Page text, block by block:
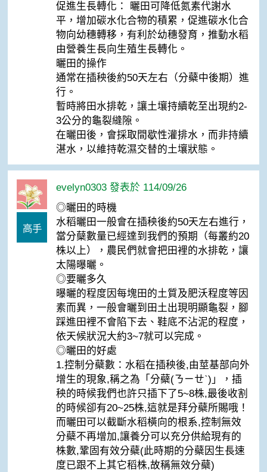
促進生長轉化： 曬田可降低氮素代謝水
平，增加碳水化合物的積累，促進碳水化合
物向幼穗轉移，有利於幼穗發育，推動水稻
由營養生長向生殖生長轉化。
曬田的操作
通常在插秧後約50天左右（分蘗中後期）進
行。
暫時將田水排乾，讓土壤持續乾至出現約2-
3公分的龜裂縫隙。
在曬田後，會採取間歇性灌排水，而非持續
湛水，以維持乾濕交替的土壤狀態。
高手
evelyn0303 發表於 114/09/26
◎曬田的時機
水稻曬田一般會在插秧後約50天左右進行，
當分蘖數量已經達到我們的預期（每叢約20
株以上），農民們就會把田裡的水排乾，讓
太陽曝曬。
◎要曬多久
曝曬的程度因每塊田的土質及肥沃程度等因
素而異，一般會曬到田土出現明顯龜裂，腳
踩進田裡不會陷下去、鞋底不沾泥的程度，
依天候狀況大約3~7就可以完成。
◎曬田的好處
1.控制分蘗數：水稻在插秧後,由莖基部向外
增生的現象,稱之為「分蘗(ㄋㄧㄝˋ)」，插
秧的時候我們也許只插下了5~8株,最後收割
的時候卻有20~25株,這就是拜分蘗所賜哦！
而曬田可以截斷水稻橫向的根系,控制無效
分蘗不再增加,讓養分可以充分供給現有的
株數,鞏固有效分蘗(此時期的分蘗因生長速
度已跟不上其它稻株,故稱無效分蘗)